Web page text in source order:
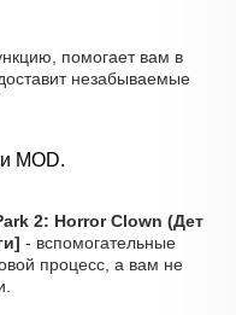
помогает вам в
незабываемые
MOD.
2: Horror Clown (Дет
- вспомогательные
процесс, а вам не